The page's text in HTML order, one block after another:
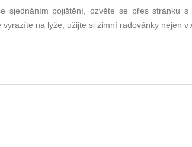
sjednáním pojištění, ozvěte se přes stránku
na lyže, užijte si zimní radovánky nejen v